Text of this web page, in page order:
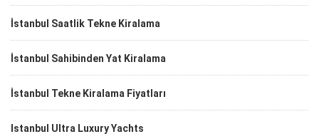
İstanbul Saatlik Tekne Kiralama
İstanbul Sahibinden Yat Kiralama
İstanbul Tekne Kiralama Fiyatları
Istanbul Ultra Luxury Yachts